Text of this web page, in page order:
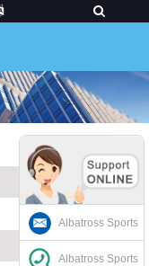
Albatross Sports
Albatross Sports